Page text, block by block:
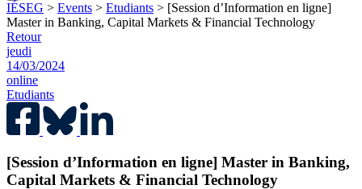
IÉSEG > Events > Etudiants > [Session d’Information en ligne]
Master in Banking, Capital Markets & Financial Technology
Retour
jeudi
14/03/2024
online
Etudiants
[Session d’Information en ligne] Master in Banking,
Capital Markets & Financial Technology